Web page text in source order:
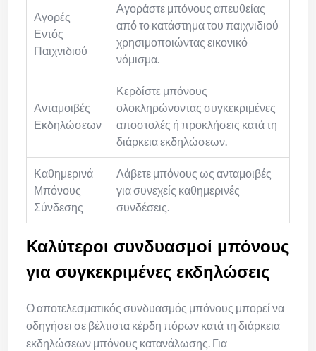
Αγορές
Εντός
Παιχνιδιού
Αγοράστε μπόνους απευθείας
από το κατάστημα του παιχνιδιού
χρησιμοποιώντας εικονικό
νόμισμα.
Ανταμοιβές
Εκδηλώσεων
Κερδίστε μπόνους
ολοκληρώνοντας συγκεκριμένες
αποστολές ή προκλήσεις κατά τη
διάρκεια εκδηλώσεων.
Καθημερινά
Μπόνους
Σύνδεσης
Λάβετε μπόνους ως ανταμοιβές
για συνεχείς καθημερινές
συνδέσεις.
Καλύτεροι συνδυασμοί μπόνους
για συγκεκριμένες εκδηλώσεις
Ο αποτελεσματικός συνδυασμός μπόνους μπορεί να
οδηγήσει σε βέλτιστα κέρδη πόρων κατά τη διάρκεια
εκδηλώσεων μπόνους κατανάλωσης. Για